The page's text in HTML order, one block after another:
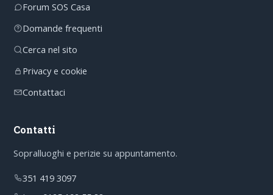
Forum SOS Casa
Domande frequenti
Cerca nel sito
Privacy e cookie
Contattaci
Contatti
Sopralluoghi e perizie su appuntamento.
351 419 3097